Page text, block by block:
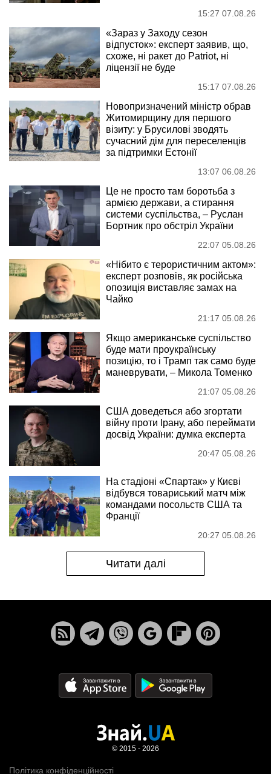
15:27 07.08.26
«Зараз у Заходу сезон
відпусток»: експерт заявив, що,
схоже, ні ракет до Patriot, ні
ліцензії не буде
15:17 07.08.26
Новопризначений міністр обрав
Житомирщину для першого
візиту: у Брусилові зводять
сучасний дім для переселенців
за підтримки Естонії
13:07 06.08.26
Це не просто там боротьба з
армією держави, а стирання
системи суспільства, – Руслан
Бортник про обстріл України
22:07 05.08.26
«Нібито є терористичним актом»:
експерт розповів, як російська
опозиція виставляє замах на
Чайко
21:17 05.08.26
Якщо американське суспільство
буде мати проукраїнську
позицію, то і Трамп так само буде
маневрувати, – Микола Томенко
21:07 05.08.26
США доведеться або згортати
війну проти Ірану, або переймати
досвід України: думка експерта
20:47 05.08.26
На стадіоні «Спартак» у Києві
відбувся товариський матч між
командами посольств США та
Франції
20:27 05.08.26
Читати далі
Політика конфіденційності
© 2015 - 2026